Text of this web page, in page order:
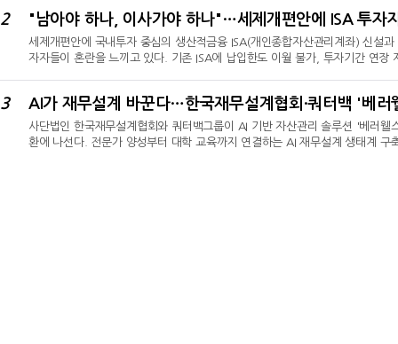
68.8% 증가한 수치다. 한국투자증권은 반기 만에 지난해 연간 영업이익 2
2 "남아야 하나, 이사가야 하나"…세제개편안에 ISA 투자
세제개편안에 국내투자 중심의 생산적금융 ISA(개인종합자산관리계좌) 신설
자자들이 혼란을 느끼고 있다. 기존 ISA에 납입한도 이월 불가, 투자기간 연장
택권 축소 제약이 발생한다는 평가가 나온다.그동안 ISA는 다양한 금융상품을
3 AI가 재무설계 바꾼다…한국재무설계협회·쿼터백 '베러
사단법인 한국재무설계협회와 쿼터백그룹이 AI 기반 자산관리 솔루션 '베러
환에 나선다. 전문가 양성부터 대학 교육까지 연결하는 AI 재무설계 생태계